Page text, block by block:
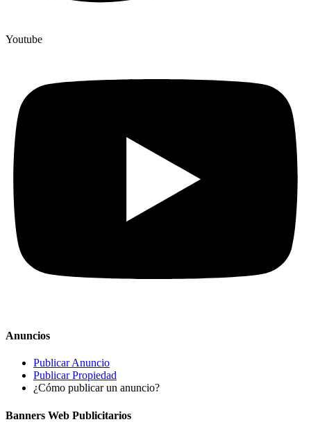
Youtube
Anuncios
Publicar Anuncio
Publicar Propiedad
¿Cómo publicar un anuncio?
Banners Web Publicitarios